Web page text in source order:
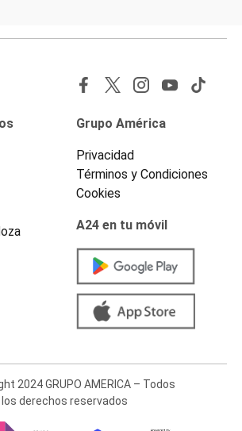
Grupo América
Privacidad
Términos y Condiciones
Cookies
A24 en tu móvil
2024 GRUPO AMERICA – Todos
los derechos reservados